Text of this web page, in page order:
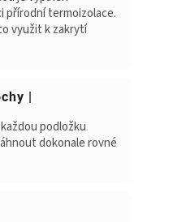
přírodní termoizolace.
využit k zakrytí
|
podložku
dokonale rovné